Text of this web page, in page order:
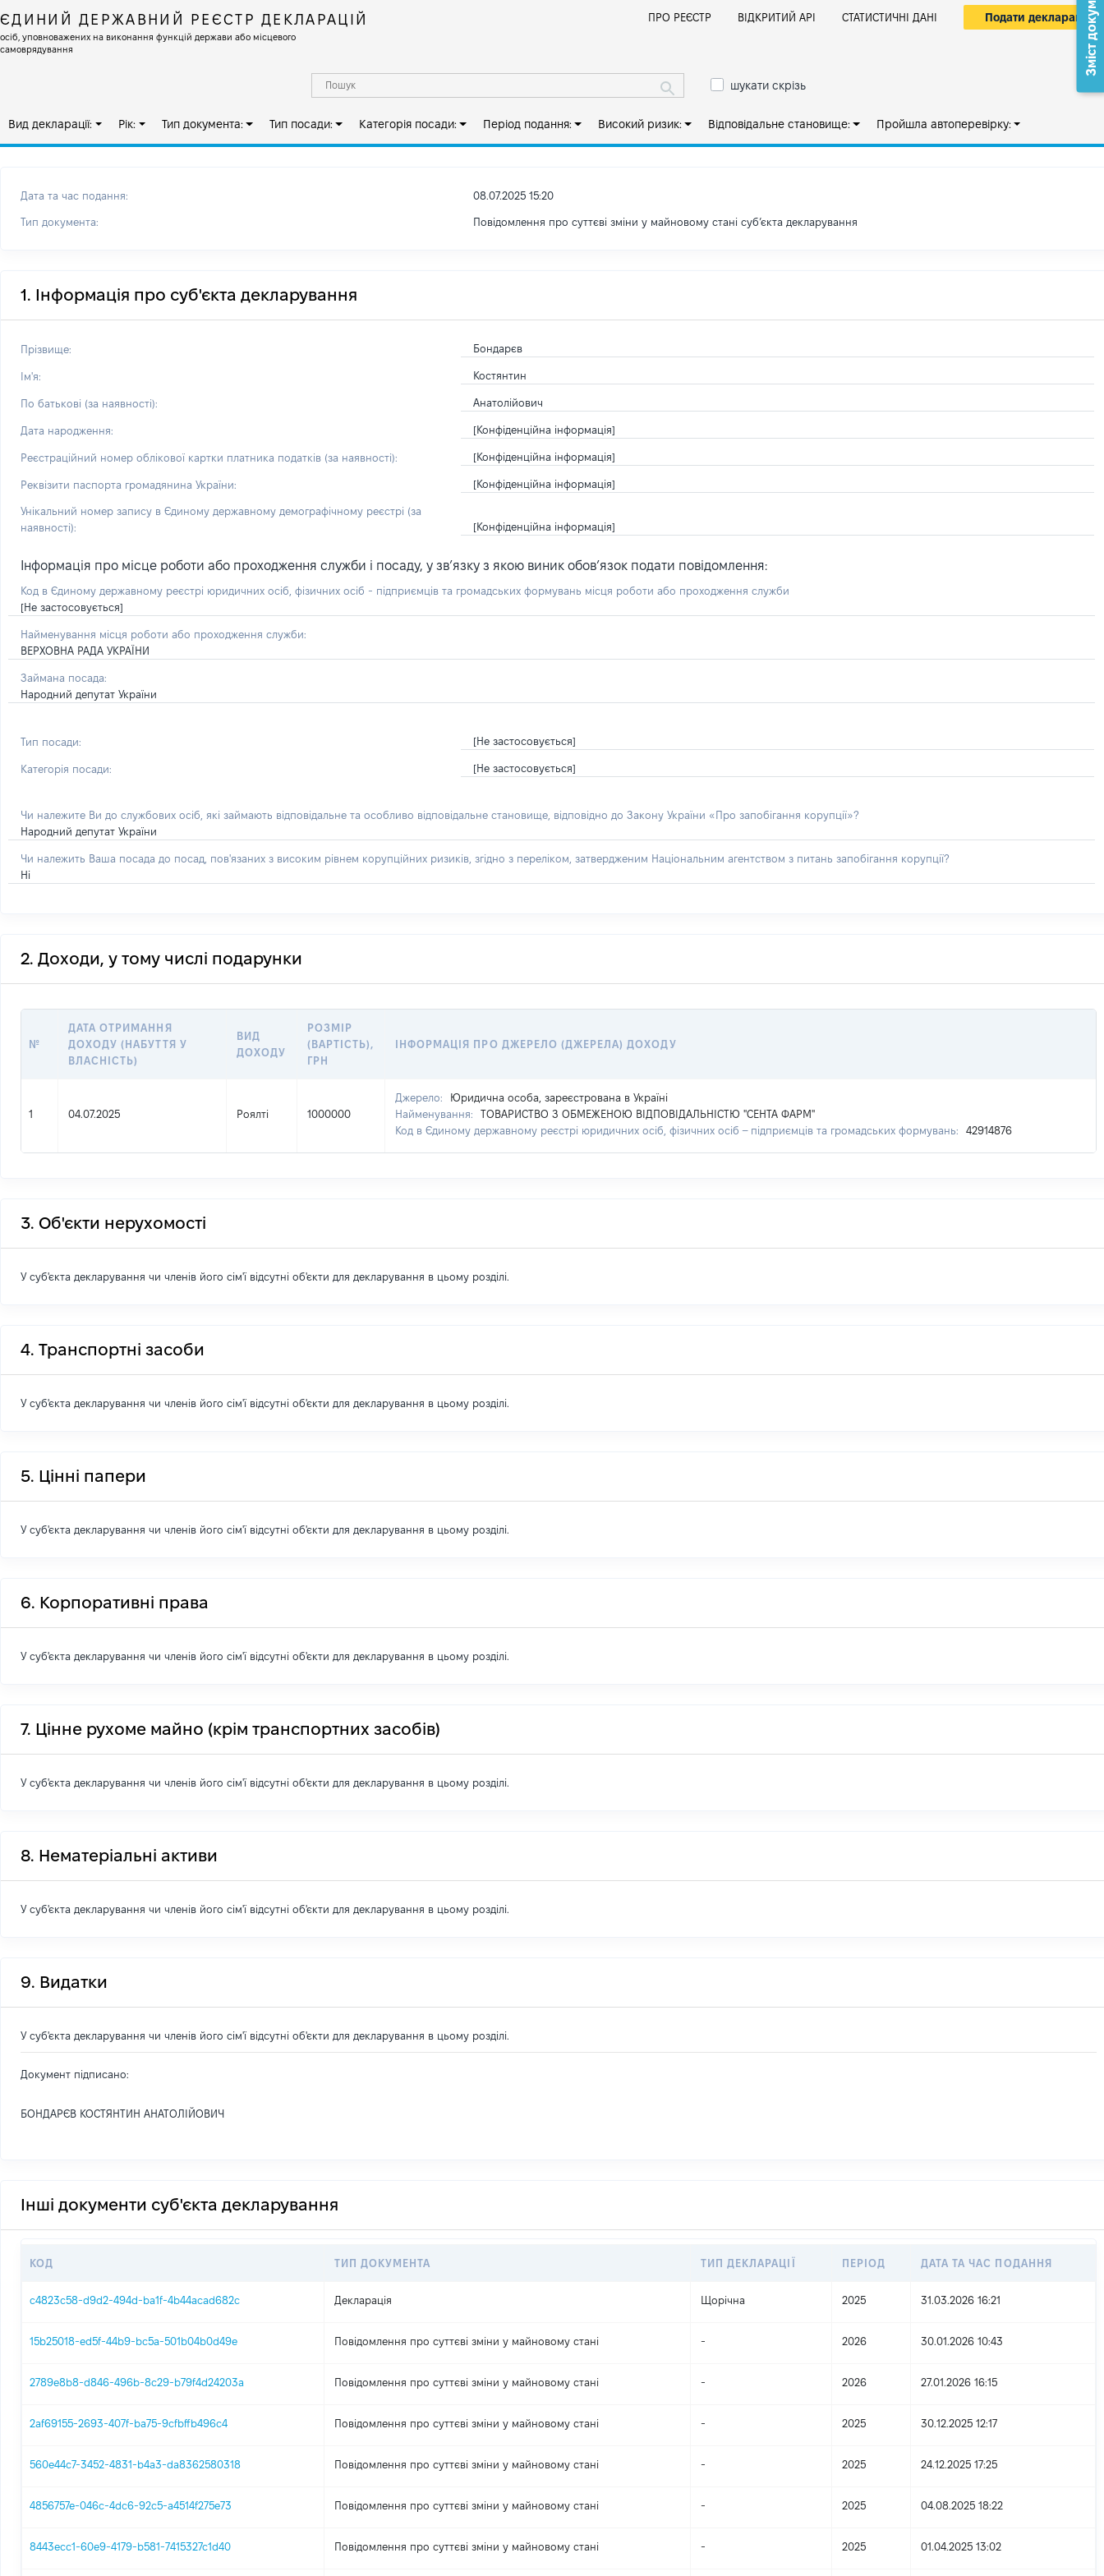
ЄДИНИЙ ДЕРЖАВНИЙ РЕЄСТР ДЕКЛАРАЦІЙ
осіб, уповноважених на виконання функцій держави або місцевого
самоврядування
ПРО РЕЄСТР ВІДКРИТИЙ АРІ СТАТИСТИЧНІ ДАНІ Подати декларацію
шукати скрізь
Вид декларації: Рік: Тип документа: Тип посади: Категорія посади: Період подання: Високий ризик: Відповідальне становище: Пройшла автоперевірку:
Дата та час подання: 08.07.2025 15:20
Тип документа: Повідомлення про суттєві зміни у майновому стані субʼєкта декларування
1. Інформація про суб'єкта декларування
Прізвище: Бондарєв
Ім'я: Костянтин
По батькові (за наявності): Анатолійович
Дата народження: [Конфіденційна інформація]
Реєстраційний номер облікової картки платника податків (за наявності): [Конфіденційна інформація]
Реквізити паспорта громадянина України: [Конфіденційна інформація]
Унікальний номер запису в Єдиному державному демографічному реєстрі (за
наявності):
[Конфіденційна інформація]
Інформація про місце роботи або проходження служби і посаду, у зв’язку з якою виник обов’язок подати повідомлення:
Код в Єдиному державному реєстрі юридичних осіб, фізичних осіб - підприємців та громадських формувань місця роботи або проходження служби
[Не застосовується]
Найменування місця роботи або проходження служби:
ВЕРХОВНА РАДА УКРАЇНИ
Займана посада:
Народний депутат України
Тип посади: [Не застосовується]
Категорія посади: [Не застосовується]
Чи належите Ви до службових осіб, які займають відповідальне та особливо відповідальне становище, відповідно до Закону України «Про запобігання корупції»?
Народний депутат України
Чи належить Ваша посада до посад, пов'язаних з високим рівнем корупційних ризиків, згідно з переліком, затвердженим Національним агентством з питань запобігання корупції?
Ні
2. Доходи, у тому числі подарунки
№
ДАТА ОТРИМАННЯ
ДОХОДУ (НАБУТТЯ У
ВЛАСНІСТЬ)
ВИД
ДОХОДУ
РОЗМІР
(ВАРТІСТЬ),
ГРН
ІНФОРМАЦІЯ ПРО ДЖЕРЕЛО (ДЖЕРЕЛА) ДОХОДУ
1 04.07.2025 Роялті 1000000
Джерело:
Юридична особа, зареєстрована в Україні
Найменування:
ТОВАРИСТВО З ОБМЕЖЕНОЮ ВІДПОВІДАЛЬНІСТЮ "СЕНТА ФАРМ"
Код в Єдиному державному реєстрі юридичних осіб, фізичних осіб – підприємців та громадських формувань:
42914876
3. Об'єкти нерухомості
У суб'єкта декларування чи членів його сім'ї відсутні об'єкти для декларування в цьому розділі.
4. Транспортні засоби
У суб'єкта декларування чи членів його сім'ї відсутні об'єкти для декларування в цьому розділі.
5. Цінні папери
У суб'єкта декларування чи членів його сім'ї відсутні об'єкти для декларування в цьому розділі.
6. Корпоративні права
У суб'єкта декларування чи членів його сім'ї відсутні об'єкти для декларування в цьому розділі.
7. Цінне рухоме майно (крім транспортних засобів)
У суб'єкта декларування чи членів його сім'ї відсутні об'єкти для декларування в цьому розділі.
8. Нематеріальні активи
У суб'єкта декларування чи членів його сім'ї відсутні об'єкти для декларування в цьому розділі.
9. Видатки
У суб'єкта декларування чи членів його сім'ї відсутні об'єкти для декларування в цьому розділі.
Документ підписано:
БОНДАРЄВ КОСТЯНТИН АНАТОЛІЙОВИЧ
Зміст документа
Інші документи суб'єкта декларування
КОД ТИП ДОКУМЕНТА ТИП ДЕКЛАРАЦІЇ ПЕРІОД ДАТА ТА ЧАС ПОДАННЯ
c4823c58-d9d2-494d-ba1f-4b44acad682c Декларація Щорічна 2025 31.03.2026 16:21
15b25018-ed5f-44b9-bc5a-501b04b0d49e Повідомлення про суттєві зміни y майновому стані - 2026 30.01.2026 10:43
2789e8b8-d846-496b-8c29-b79f4d24203a Повідомлення про суттєві зміни y майновому стані - 2026 27.01.2026 16:15
2af69155-2693-407f-ba75-9cfbffb496c4 Повідомлення про суттєві зміни y майновому стані - 2025 30.12.2025 12:17
560e44c7-3452-4831-b4a3-da8362580318 Повідомлення про суттєві зміни y майновому стані - 2025 24.12.2025 17:25
4856757e-046c-4dc6-92c5-a4514f275e73 Повідомлення про суттєві зміни y майновому стані - 2025 04.08.2025 18:22
8443ecc1-60e9-4179-b581-7415327c1d40 Повідомлення про суттєві зміни y майновому стані - 2025 01.04.2025 13:02